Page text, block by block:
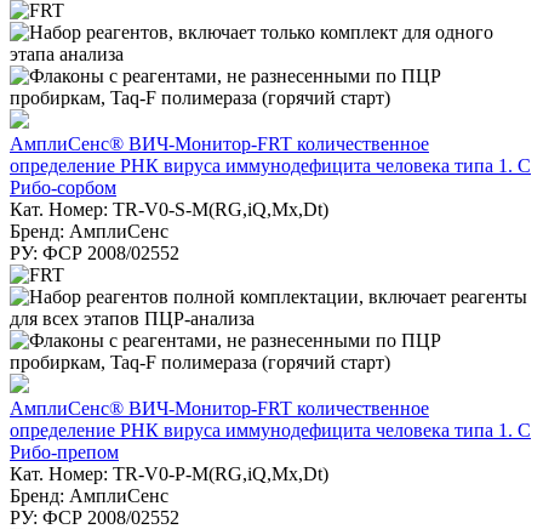
АмплиСенс® ВИЧ-Монитор-FRT количественное
определение РНК вируса иммунодефицита человека типа 1. С
Рибо-сорбом
Кат. Номер: TR-V0-S-M(RG,iQ,Mx,Dt)
Бренд: АмплиСенс
РУ: ФСР 2008/02552
АмплиСенс® ВИЧ-Монитор-FRT количественное
определение РНК вируса иммунодефицита человека типа 1. С
Рибо-препом
Кат. Номер: TR-V0-P-M(RG,iQ,Mx,Dt)
Бренд: АмплиСенс
РУ: ФСР 2008/02552